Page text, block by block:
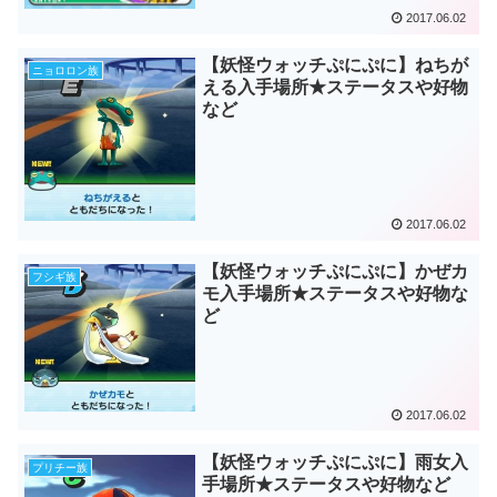
2017.06.02
ニョロロン族
【妖怪ウォッチぷにぷに】ねちが
える入手場所★ステータスや好物
など
2017.06.02
フシギ族
【妖怪ウォッチぷにぷに】かぜカ
モ入手場所★ステータスや好物な
ど
2017.06.02
プリチー族
【妖怪ウォッチぷにぷに】雨女入
手場所★ステータスや好物など